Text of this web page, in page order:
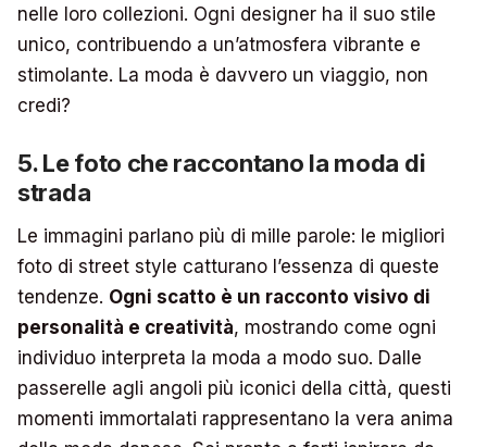
nelle loro collezioni. Ogni designer ha il suo stile
unico, contribuendo a un’atmosfera vibrante e
stimolante. La moda è davvero un viaggio, non
credi?
5. Le foto che raccontano la moda di
strada
Le immagini parlano più di mille parole: le migliori
foto di street style catturano l’essenza di queste
tendenze. Ogni scatto è un racconto visivo di
personalità e creatività, mostrando come ogni
individuo interpreta la moda a modo suo. Dalle
passerelle agli angoli più iconici della città, questi
momenti immortalati rappresentano la vera anima